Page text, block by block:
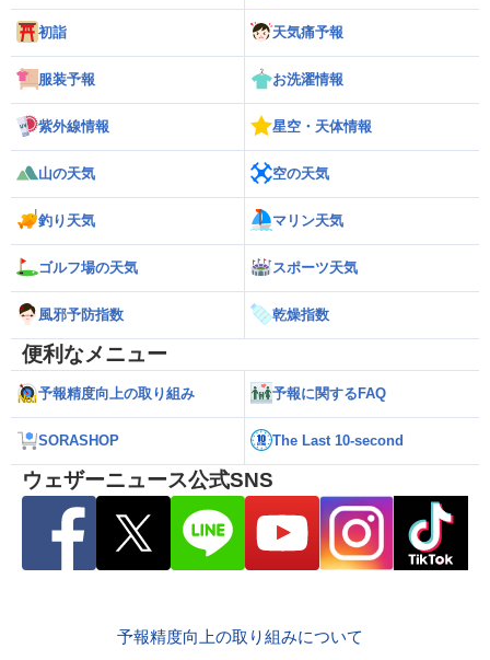
初詣 天気痛予報
服装予報 お洗濯情報
紫外線情報 星空・天体情報
山の天気 空の天気
釣り天気 マリン天気
ゴルフ場の天気 スポーツ天気
風邪予防指数 乾燥指数
便利なメニュー
予報精度向上の取り組み 予報に関するFAQ
SORASHOP The Last 10-second
ウェザーニュース公式SNS
予報精度向上の取り組みについて